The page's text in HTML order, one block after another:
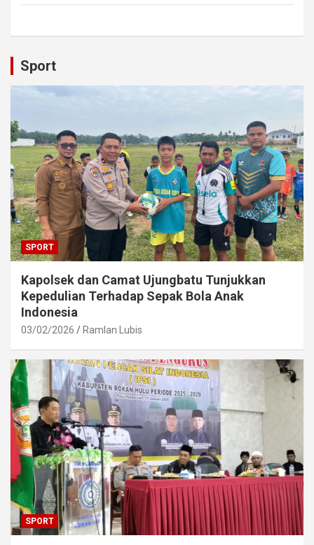
Sport
SPORT
Kapolsek dan Camat Ujungbatu Tunjukkan
Kepedulian Terhadap Sepak Bola Anak
Indonesia
03/02/2026 Ramlan Lubis
SPORT